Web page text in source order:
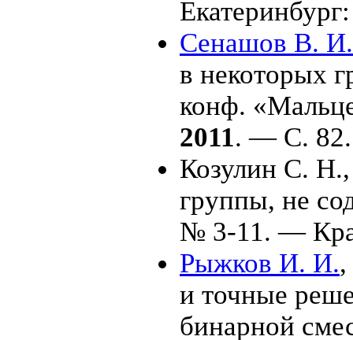
Сенашов В. И.
в некоторых
конф.
2011. — С. 82.
Козулин С. Н.
группы, не
№ 3-11. —
Рыжков И. И.,
и точные
бинарной